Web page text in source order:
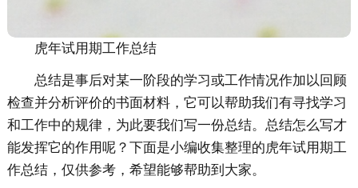
虎年试用期工作总结
总结是事后对某一阶段的学习或工作情况作加以回顾
检查并分析评价的书面材料，它可以帮助我们有寻找学习
和工作中的规律，为此要我们写一份总结。总结怎么写才
能发挥它的作用呢？下面是小编收集整理的虎年试用期工
作总结，仅供参考，希望能够帮助到大家。